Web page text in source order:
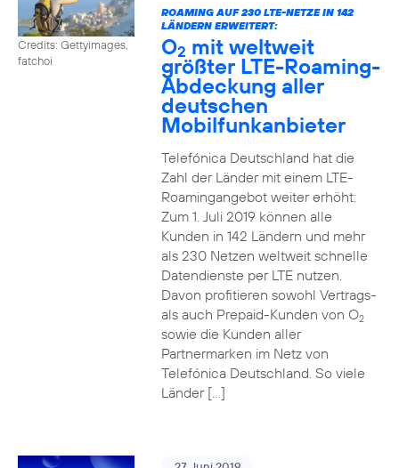
Credits: Gettyimages,
fatchoi
ROAMING AUF 230 LTE-NETZE IN 142
LÄNDERN ERWEITERT:
O2 mit weltweit
größter LTE-Roaming-
Abdeckung aller
deutschen
Mobilfunkanbieter
Telefónica Deutschland hat die
Zahl der Länder mit einem LTE-
Roamingangebot weiter erhöht:
Zum 1. Juli 2019 können alle
Kunden in 142 Ländern und mehr
als 230 Netzen weltweit schnelle
Datendienste per LTE nutzen.
Davon profitieren sowohl Vertrags-
als auch Prepaid-Kunden von O2
sowie die Kunden aller
Partnermarken im Netz von
Telefónica Deutschland. So viele
Länder […]